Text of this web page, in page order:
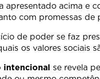
apresentado acima e
com promessas de
de poder se faz
os valores sociais
intencional se revela